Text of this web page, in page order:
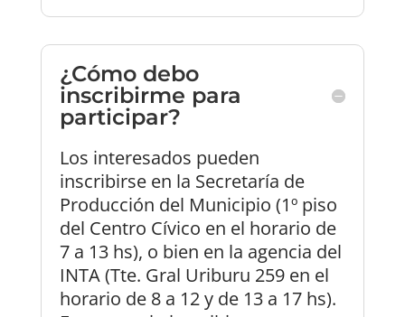
¿Cómo debo
inscribirme para
participar?
Los interesados pueden
inscribirse en la Secretaría de
Producción del Municipio (1º piso
del Centro Cívico en el horario de
7 a 13 hs), o bien en la agencia del
INTA (Tte. Gral Uriburu 259 en el
horario de 8 a 12 y de 13 a 17 hs).